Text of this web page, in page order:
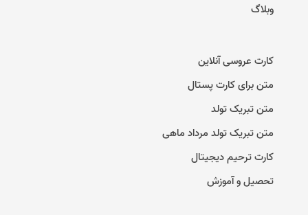
وبلاگ
کارت عروسی آنلاین
متن برای کارت پستال
متن تبریک تولد
متن تبریک تولد مرداد ماهی
کارت ترحیم دیجیتال
تحصیل و آموزش